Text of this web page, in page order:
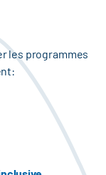
les programmes